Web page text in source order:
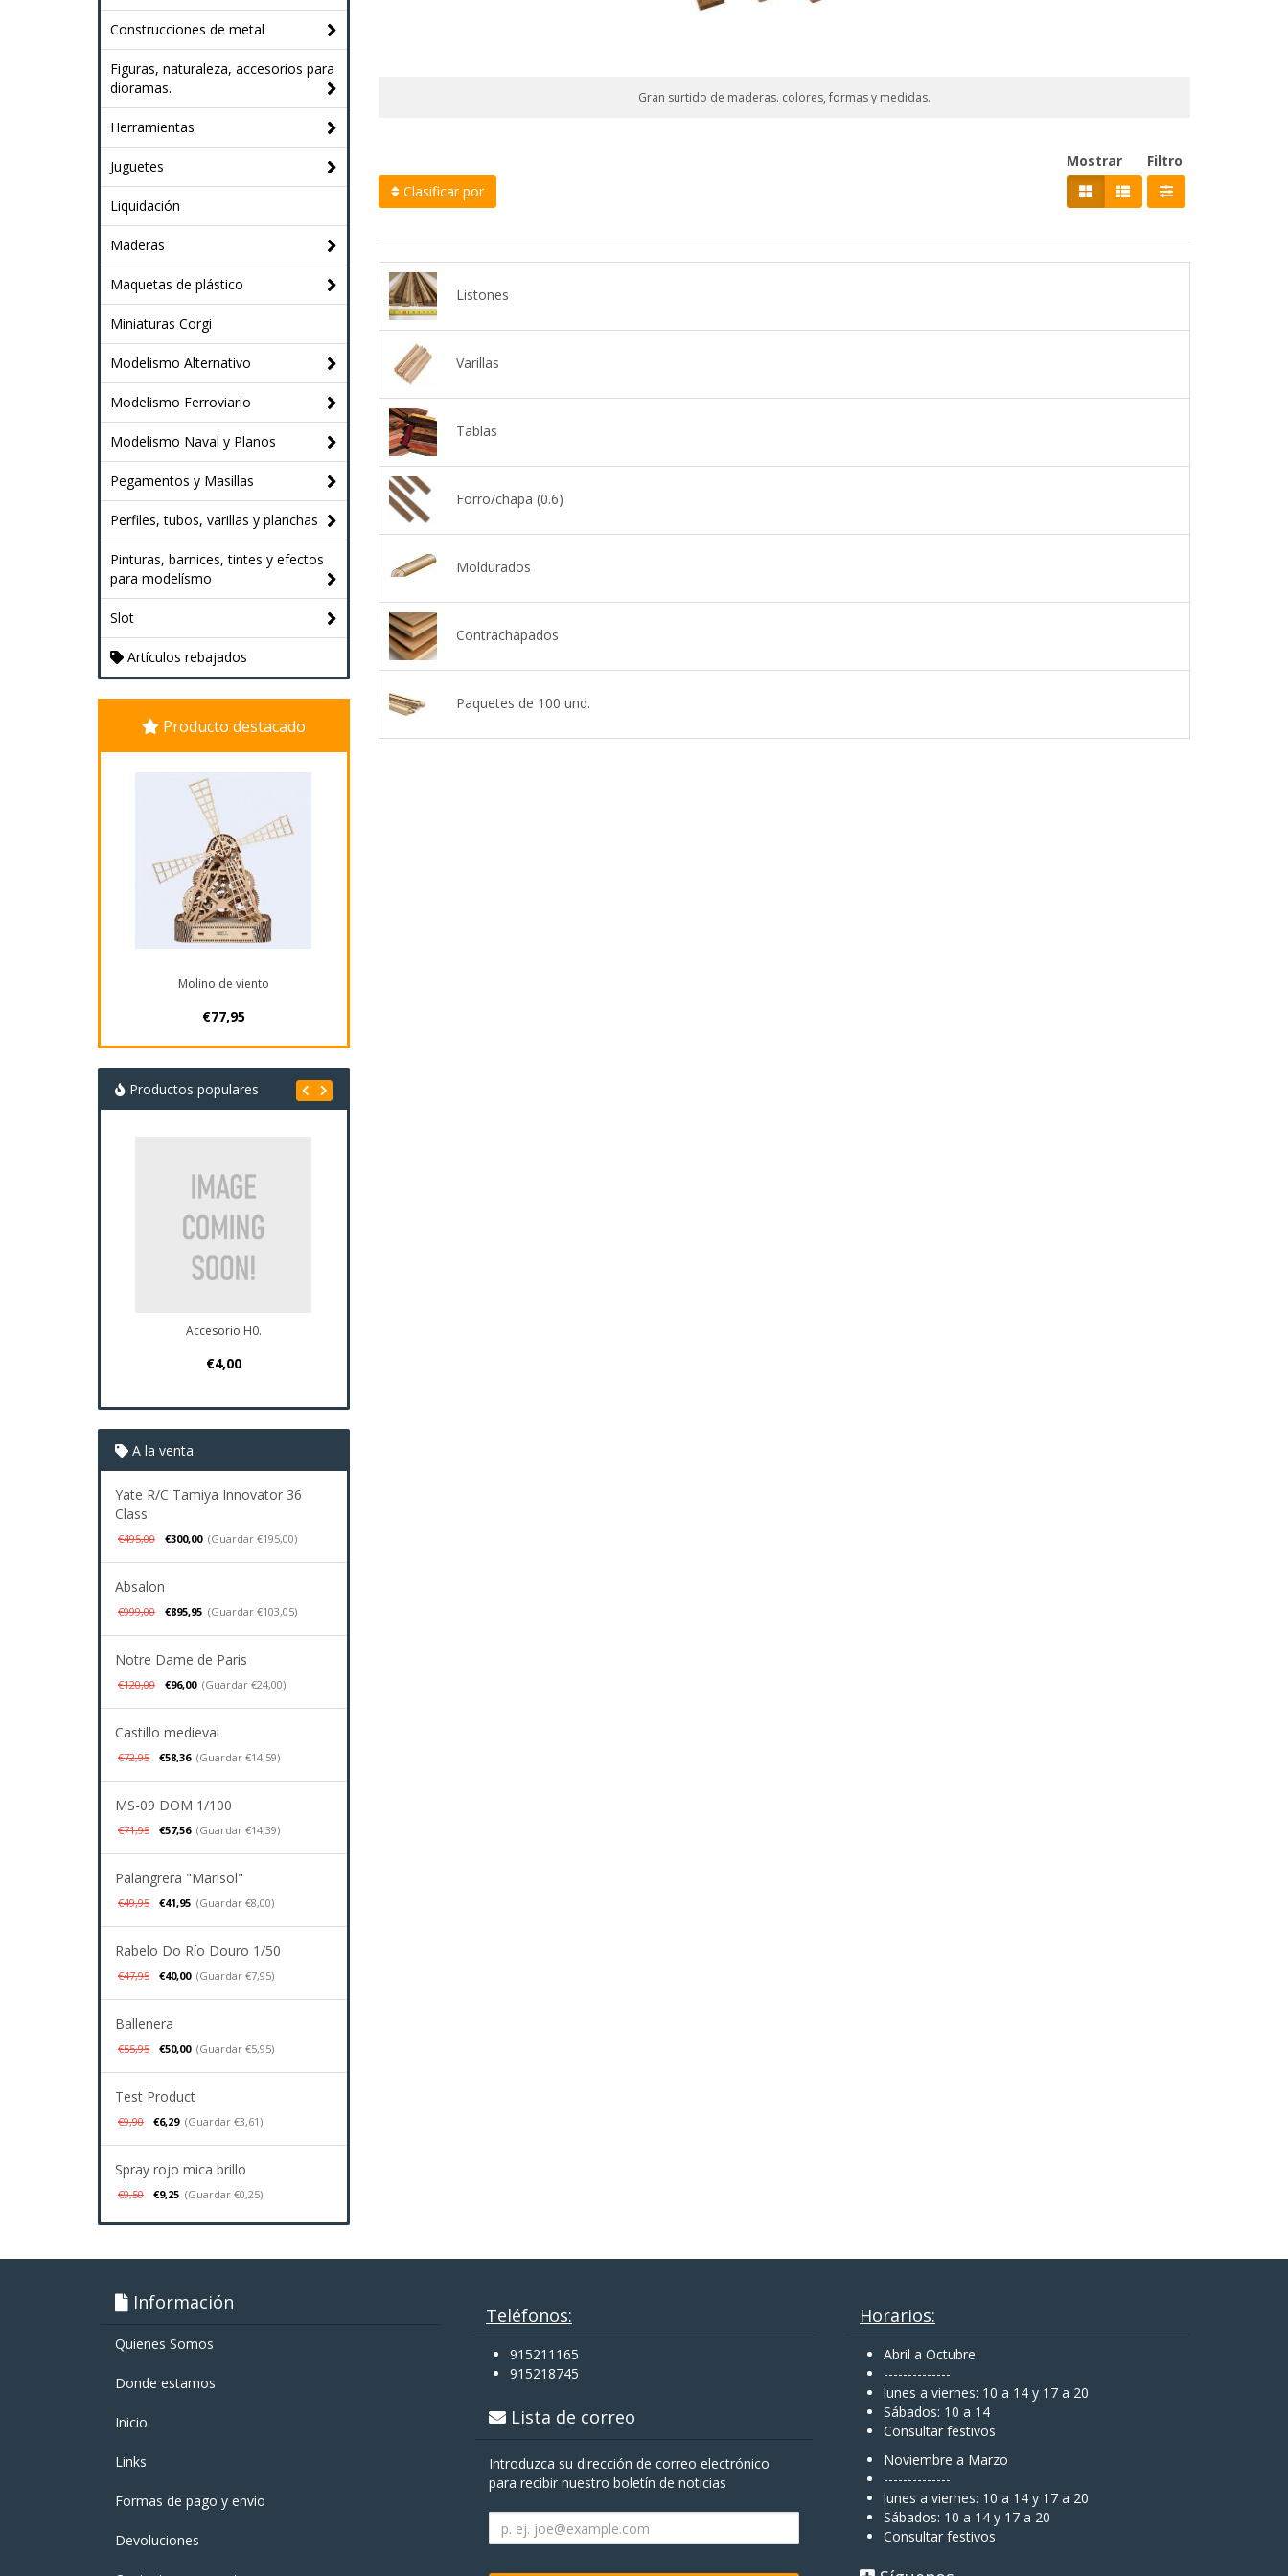
Construcciones de metal
Figuras, naturaleza, accesorios para
dioramas.
Herramientas
Juguetes
Liquidación
Maderas
Maquetas de plástico
Miniaturas Corgi
Modelismo Alternativo
Modelismo Ferroviario
Modelismo Naval y Planos
Pegamentos y Masillas
Perfiles, tubos, varillas y planchas
Pinturas, barnices, tintes y efectos
para modelísmo
Slot
Artículos rebajados
Producto destacado
Molino de viento
€77,95
Productos populares
Accesorio H0.
€4,00
A la venta
Yate R/C Tamiya Innovator 36
Class
€495,00 €300,00 (Guardar €195,00)
Absalon
€999,00 €895,95 (Guardar €103,05)
Notre Dame de Paris
€120,00 €96,00 (Guardar €24,00)
Castillo medieval
€72,95 €58,36 (Guardar €14,59)
MS-09 DOM 1/100
€71,95 €57,56 (Guardar €14,39)
Palangrera "Marisol"
€49,95 €41,95 (Guardar €8,00)
Rabelo Do Río Douro 1/50
€47,95 €40,00 (Guardar €7,95)
Ballenera
€55,95 €50,00 (Guardar €5,95)
Test Product
€9,90 €6,29 (Guardar €3,61)
Spray rojo mica brillo
€9,50 €9,25 (Guardar €0,25)
Gran surtido de maderas. colores, formas y medidas.
Clasificar por
Filtro
Mostrar
Listones
Varillas
Tablas
Forro/chapa (0.6)
Moldurados
Contrachapados
Paquetes de 100 und.
Información
Quienes Somos
Donde estamos
Inicio
Links
Formas de pago y enví­o
Devoluciones
Teléfonos:
915211165
915218745
Lista de correo
Introduzca su dirección de correo electrónico
para recibir nuestro boletín de noticias
Horarios:
Abril a Octubre
--------------
lunes a viernes: 10 a 14 y 17 a 20
Sábados: 10 a 14
Consultar festivos
Noviembre a Marzo
--------------
lunes a viernes: 10 a 14 y 17 a 20
Sábados: 10 a 14 y 17 a 20
Consultar festivos